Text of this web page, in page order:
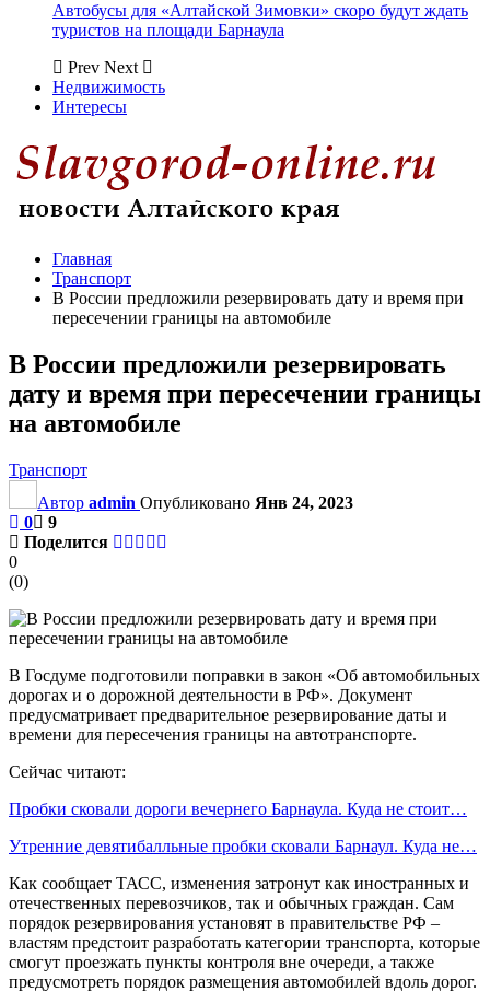
Автобусы для «Алтайской Зимовки» скоро будут ждать
туристов на площади Барнаула
Prev Next
Недвижимость
Интересы
Главная
Транспорт
В России предложили резервировать дату и время при
пересечении границы на автомобиле
В России предложили резервировать
дату и время при пересечении границы
на автомобиле
Транспорт
Автор admin Опубликовано Янв 24, 2023
0
9
Поделится
0
(0)
В Госдуме подготовили поправки в закон «Об автомобильных
дорогах и о дорожной деятельности в РФ». Документ
предусматривает предварительное резервирование даты и
времени для пересечения границы на автотранспорте.
Сейчас читают:
Пробки сковали дороги вечернего Барнаула. Куда не стоит…
Утренние девятибалльные пробки сковали Барнаул. Куда не…
Как сообщает ТАСС, изменения затронут как иностранных и
отечественных перевозчиков, так и обычных граждан. Сам
порядок резервирования установят в правительстве РФ –
властям предстоит разработать категории транспорта, которые
смогут проезжать пункты контроля вне очереди, а также
предусмотреть порядок размещения автомобилей вдоль дорог.